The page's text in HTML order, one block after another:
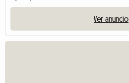
Ver anuncio